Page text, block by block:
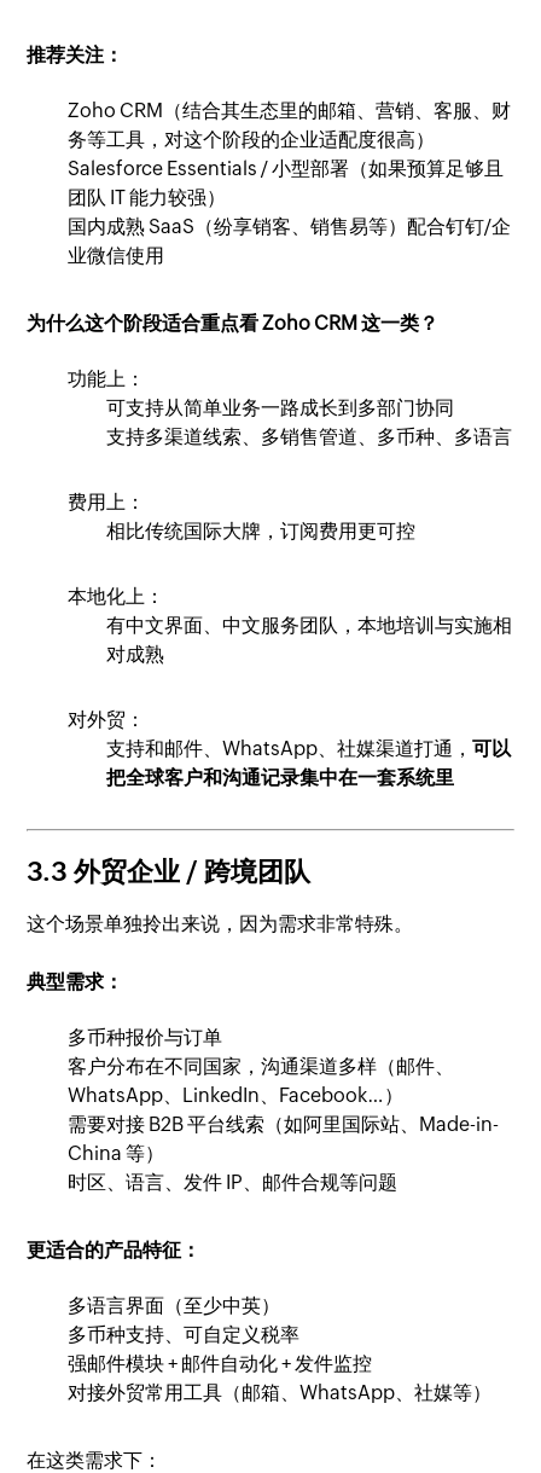
推荐关注：
Zoho CRM（结合其生态里的邮箱、营销、客服、财
务等工具，对这个阶段的企业适配度很高）
Salesforce Essentials / 小型部署（如果预算足够且
团队 IT 能力较强）
国内成熟 SaaS（纷享销客、销售易等）配合钉钉/企
业微信使用
为什么这个阶段适合重点看 Zoho CRM 这一类？
功能上：
可支持从简单业务一路成长到多部门协同
支持多渠道线索、多销售管道、多币种、多语言
费用上：
相比传统国际大牌，订阅费用更可控
本地化上：
有中文界面、中文服务团队，本地培训与实施相
对成熟
对外贸：
支持和邮件、WhatsApp、社媒渠道打通，可以
把全球客户和沟通记录集中在一套系统里
3.3 外贸企业 / 跨境团队
这个场景单独拎出来说，因为需求非常特殊。
典型需求：
多币种报价与订单
客户分布在不同国家，沟通渠道多样（邮件、
WhatsApp、LinkedIn、Facebook…）
需要对接 B2B 平台线索（如阿里国际站、Made-in-
China 等）
时区、语言、发件 IP、邮件合规等问题
更适合的产品特征：
多语言界面（至少中英）
多币种支持、可自定义税率
强邮件模块 + 邮件自动化 + 发件监控
对接外贸常用工具（邮箱、WhatsApp、社媒等）
在这类需求下：